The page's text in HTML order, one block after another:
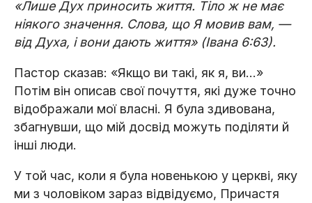
«Лише Дух приносить життя. Тіло ж не має
ніякого значення. Слова, що Я мовив вам, —
від Духа, і вони дають життя» (Івана 6:63).
Пастор сказав: «Якщо ви такі, як я, ви...»
Потім він описав свої почуття, які дуже точно
відображали мої власні. Я була здивована,
збагнувши, що мій досвід можуть поділяти й
інші люди.
У той час, коли я була новенькою у церкві, яку
ми з чоловіком зараз відвідуємо, Причастя